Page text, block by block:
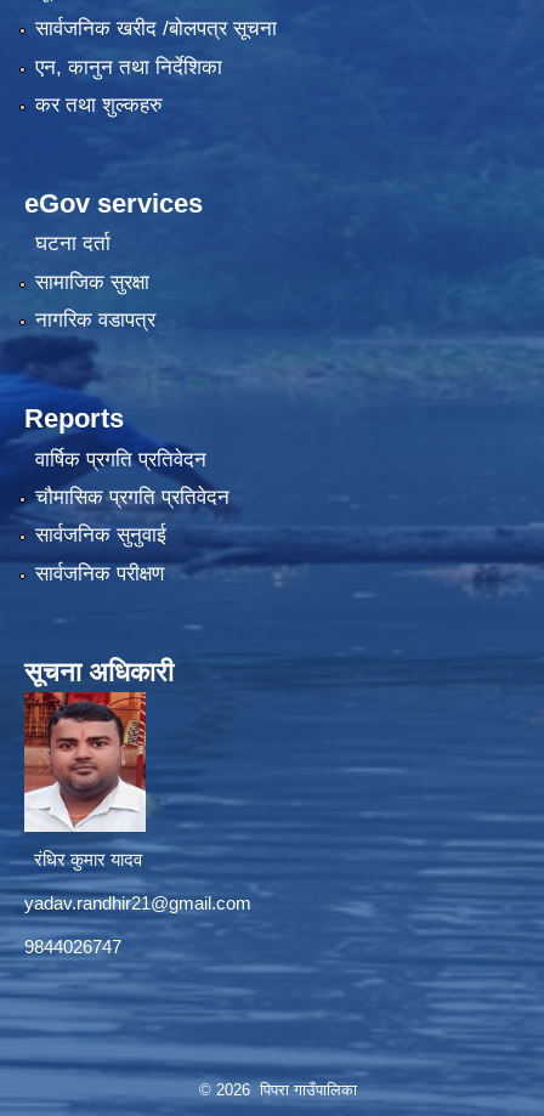
सार्वजनिक खरीद /बोलपत्र सूचना
एन, कानुन तथा निर्देशिका
कर तथा शुल्कहरु
eGov services
घटना दर्ता
सामाजिक सुरक्षा
नागरिक वडापत्र
Reports
वार्षिक प्रगति प्रतिवेदन
चौमासिक प्रगति प्रतिवेदन
सार्वजनिक सुनुवाई
सार्वजनिक परीक्षण
सूचना अधिकारी
रंधिर कुमार यादव
yadav.randhir21@gmail.com
9844026747
© 2026 पिपरा गाउँपालिका